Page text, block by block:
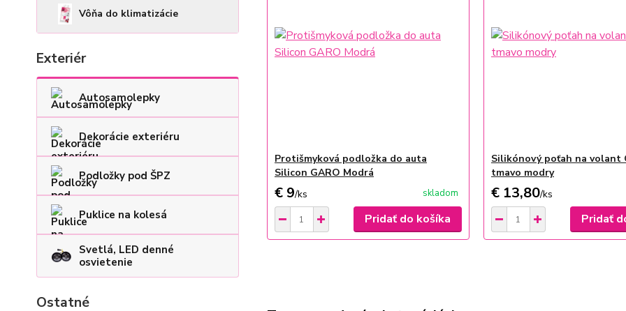
Vôňa do klimatizácie
Exteriér
Autosamolepky
Dekorácie exteriéru
Podložky pod ŠPZ
Puklice na kolesá
Svetlá, LED denné
osvietenie
Ostatné
Protišmyková podložka do auta
Silicon GARO Modrá
€ 9/ks skladom
Pridať do košíka
Silikónový poťah na volant
tmavo modry
€ 13,80/ks
Pridať